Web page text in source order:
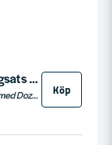
Milwaukee 49224201 Hålsågsats Hole Dozer 10-delar
Hålsågssats 49224201 ifrån Milwaukee med Dozer hålsågar från 25-76mm. Köp